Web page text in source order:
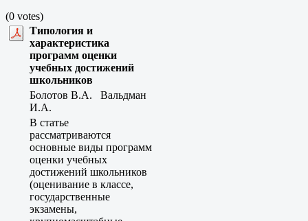
(0 votes)
Типология и
характеристика
программ оценки
учебных достижений
школьников
Болотов В.А. Вальдман
И.А.
В статье
рассматриваются
основные виды программ
оценки учебных
достижений школьников
(оценивание в классе,
государственные
экзамены,